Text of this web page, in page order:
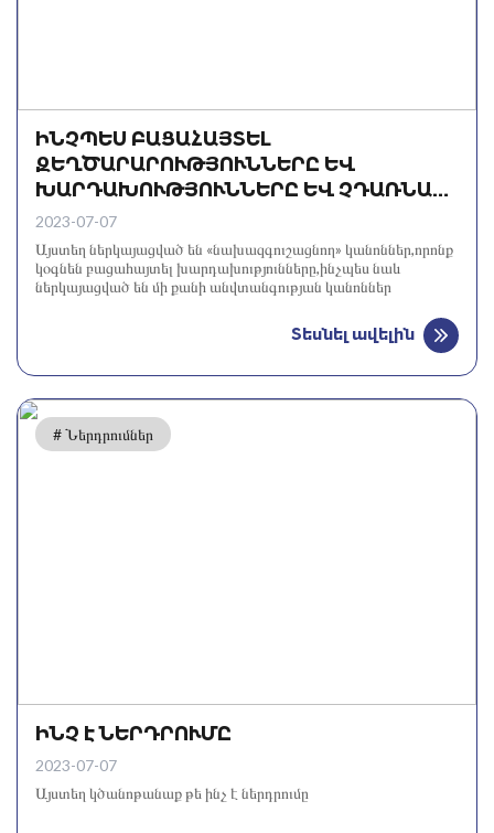
ԻՆՉՊԵՍ ԲԱՑԱՀԱՅՏԵԼ
ԶԵՂԾԱՐԱՐՈՒԹՅՈՒՆՆԵՐԸ ԵՎ
ԽԱՐԴԱԽՈՒԹՅՈՒՆՆԵՐԸ ԵՎ ՉԴԱՌՆԱԼ
ԴՐԱՆՑ ԶՈՀԸ
2023-07-07
Այստեղ ներկայացված են «նախազգուշացնող» կանոններ,որոնք
կօգնեն բացահայտել խարդախությունները,ինչպես նաև
ներկայացված են մի քանի անվտանգության կանոններ
Տեսնել ավելին
# Ներդրումներ
ԻՆՉ Է ՆԵՐԴՐՈՒՄԸ
2023-07-07
Այստեղ կծանոթանաք թե ինչ է ներդրումը